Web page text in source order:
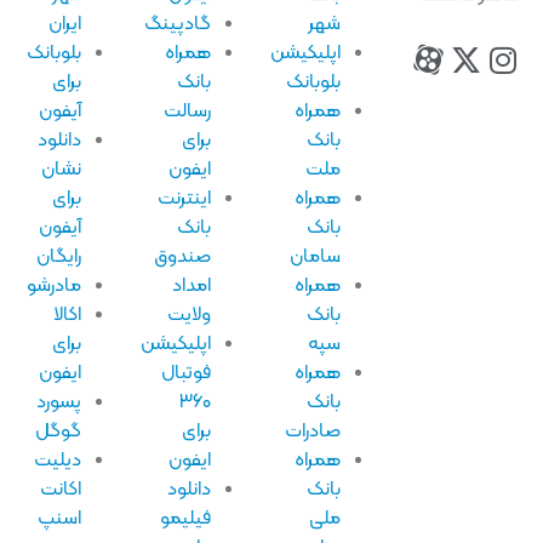
اپلیکیشن
بلوبانک
همراه
همراه
سامان
همراه
همراه
صادرات
همراه
گادپینگ
همراه
رسالت
ایفون
اینترنت
صندوق
امداد
ولایت
اپلیکیشن
فوتبال
ایفون
دانلود
فیلیمو
بلوبانک
آیفون
دانلود
نشان
آیفون
رایگان
مادرشو
اکالا
ایفون
پسورد
گوگل
دیلیت
اکانت
اسنپ